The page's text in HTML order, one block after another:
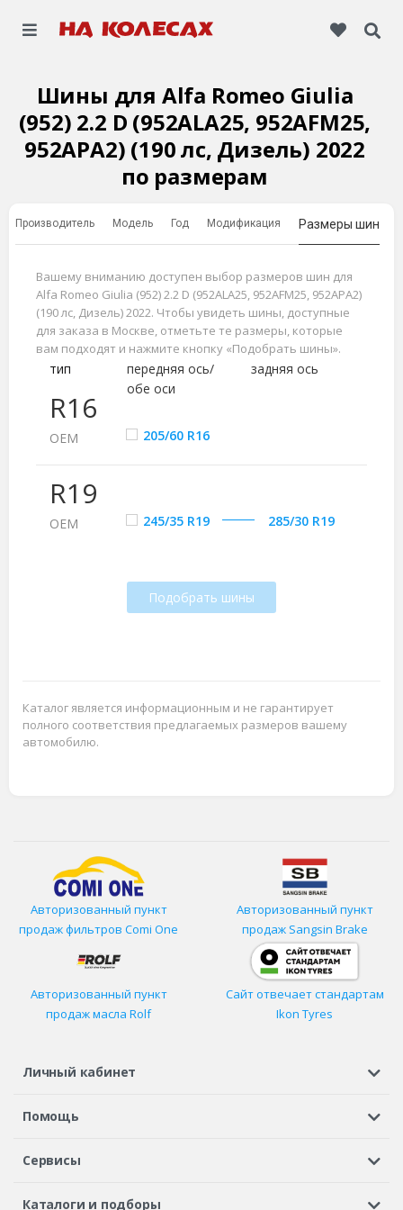
Шины для Alfa Romeo Giulia
(952) 2.2 D (952ALA25, 952AFM25,
952APA2) (190 лс, Дизель) 2022
по размерам
Производитель Модель Год Модификация Размеры шин
Вашему вниманию доступен выбор размеров шин для
Alfa Romeo Giulia (952) 2.2 D (952ALA25, 952AFM25, 952APA2)
(190 лс, Дизель) 2022. Чтобы увидеть шины, доступные
для заказа в Москве, отметьте те размеры, которые
вам подходят и нажмите кнопку «Подобрать шины».
R16
тип
передняя ось/
обе оси
задняя ось
ОЕМ 205/60 R16
R19
ОЕМ 245/35 R19 285/30 R19
Подобрать шины
Каталог является информационным и не гарантирует
полного соответствия предлагаемых размеров вашему
автомобилю.
Авторизованный пункт
продаж фильтров Comi One
Авторизованный пункт
продаж Sangsin Brake
Авторизованный пункт
продаж масла Rolf
Сайт отвечает стандартам
Ikon Tyres
Личный кабинет
Регистрация или вход
Помощь
Шины в кредит
Сервисы
Автосервисы Бонусная программа
Каталоги и подборы